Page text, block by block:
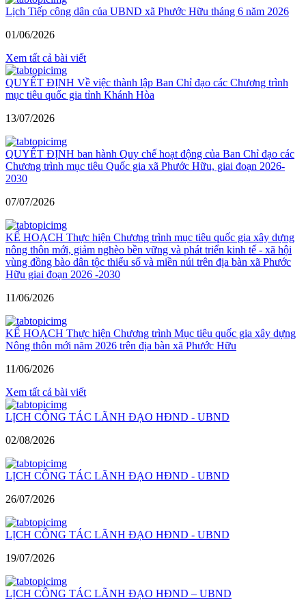
Lịch Tiếp công dân của UBND xã Phước Hữu tháng 6 năm 2026
01/06/2026
Xem tất cả bài viết
QUYẾT ĐỊNH Về việc thành lập Ban Chỉ đạo các Chương trình
mục tiêu quốc gia tỉnh Khánh Hòa
13/07/2026
QUYẾT ĐỊNH ban hành Quy chế hoạt động của Ban Chỉ đạo các
Chương trình mục tiêu Quốc gia xã Phước Hữu, giai đoạn 2026-
2030
07/07/2026
KẾ HOẠCH Thực hiện Chương trình mục tiêu quốc gia xây dựng
nông thôn mới, giảm nghèo bền vững và phát triển kinh tế - xã hội
vùng đồng bào dân tộc thiểu số và miền núi trên địa bàn xã Phước
Hữu giai đoạn 2026 -2030
11/06/2026
KẾ HOẠCH Thực hiện Chương trình Mục tiêu quốc gia xây dựng
Nông thôn mới năm 2026 trên địa bàn xã Phước Hữu
11/06/2026
Xem tất cả bài viết
LỊCH CÔNG TÁC LÃNH ĐẠO HĐND - UBND
02/08/2026
LỊCH CÔNG TÁC LÃNH ĐẠO HĐND - UBND
26/07/2026
LỊCH CÔNG TÁC LÃNH ĐẠO HĐND - UBND
19/07/2026
LỊCH CÔNG TÁC LÃNH ĐẠO HĐND – UBND